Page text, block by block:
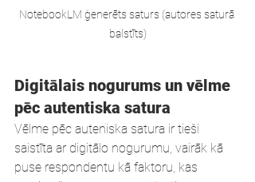
NotebookLM ģenerēts saturs (autores saturā
balstīts)
Digitālais nogurums un vēlme
pēc autentiska satura
Vēlme pēc auteniska satura ir tieši
saistīta ar digitālo nogurumu, vairāk kā
puse respondentu kā faktoru, kas